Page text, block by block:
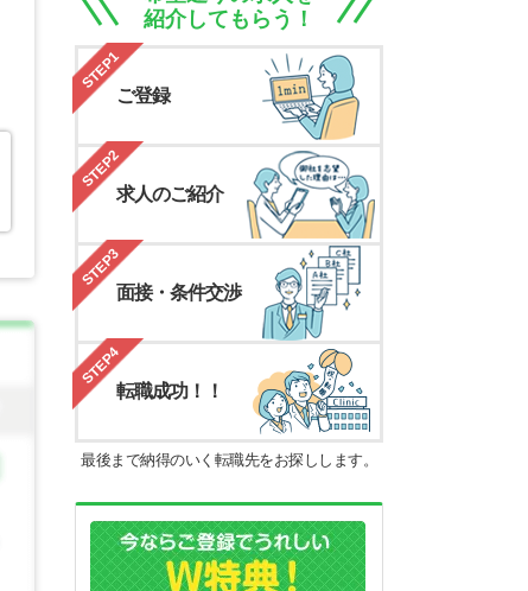
紹介してもらう！
STEP1
ご登録
STEP2
求人のご紹介
STEP3
面接・条件交渉
STEP4
転職成功！！
最後まで納得のいく転職先をお探しします。